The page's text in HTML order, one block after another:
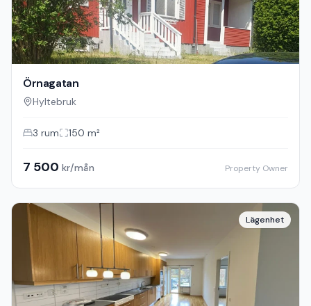
Örnagatan
Hyltebruk
3 rum 150 m²
7 500 kr/mån Property Owner
Lägenhet